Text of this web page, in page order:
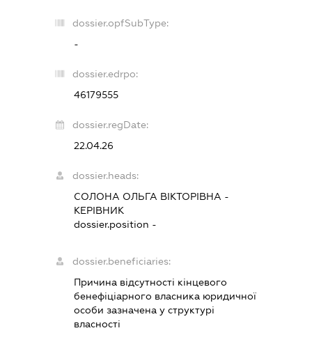
dossier.opfSubType:
-
dossier.edrpo:
46179555
dossier.regDate:
22.04.26
dossier.heads:
СОЛОНА ОЛЬГА ВІКТОРІВНА -
КЕРІВНИК
dossier.position -
dossier.beneficiaries:
Причина відсутності кінцевого
бенефіціарного власника юридичної
особи зазначена у структурі
власності